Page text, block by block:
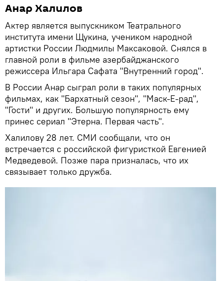
Анар Халилов
Актер является выпускником Театрального
института имени Щукина, учеником народной
артистки России Людмилы Максаковой. Снялся в
главной роли в фильме азербайджанского
режиссера Ильгара Сафата "Внутренний город".
В России Анар сыграл роли в таких популярных
фильмах, как "Бархатный сезон", "Маск-Е-рад",
"Гости" и других. Большую популярность ему
принес сериал "Этерна. Первая часть".
Халилову 28 лет. СМИ сообщали, что он
встречается с российской фигуристкой Евгенией
Медведевой. Позже пара призналась, что их
связывает только дружба.